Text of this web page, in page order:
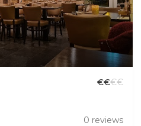
€€€€
0 reviews